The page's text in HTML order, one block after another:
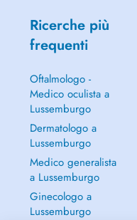
Ricerche più
frequenti
Oftalmologo -
Medico oculista a
Lussemburgo
Dermatologo a
Lussemburgo
Medico generalista
a Lussemburgo
Ginecologo a
Lussemburgo